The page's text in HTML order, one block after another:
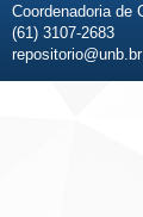
Coordenadoria de
(61) 3107-2683
repositorio@unb.br